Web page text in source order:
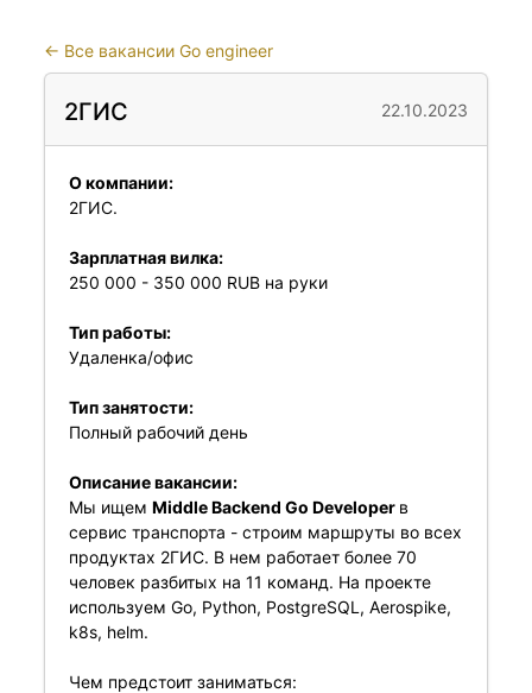
← Все вакансии Go engineer
2ГИС 22.10.2023
О компании:
2ГИС.
Зарплатная вилка:
250 000 - 350 000 RUB на руки
Тип работы:
Удаленка/офис
Тип занятости:
Полный рабочий день
Описание вакансии:
Мы ищем Middle Backend Go Developer в
сервис транспорта - строим маршруты во всех
продуктах 2ГИС. В нем работает более 70
человек разбитых на 11 команд. На проекте
используем Go, Python, PostgreSQL, Aerospike,
k8s, helm.
Чем предстоит заниматься: